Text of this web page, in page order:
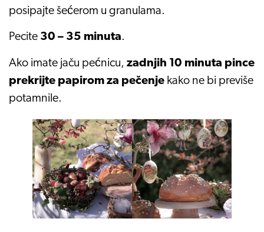
posipajte šećerom u granulama.
Pecite 30 – 35 minuta.
Ako imate jaču pećnicu, zadnjih 10 minuta pince
prekrijte papirom za pečenje kako ne bi previše
potamnile.